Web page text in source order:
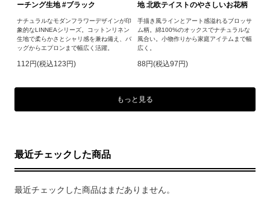
ーチング生地 #ブラック
ナチュラルなモダンフラワーデザインが印
象的なLINNEAシリーズ。コットンリネン
生地で柔らかさとシャリ感を兼ね備え、バ
ッグからエプロンまで幅広く活躍。
112円(税込123円)
地 北欧テイストのやさしいお花柄
手描き風ラインとアート感溢れるブロッサ
ム柄。綿100%のオックスでナチュラルな
風合い。小物作りから家庭アイテムまで幅
広く。
88円(税込97円)
もっと見る
最近チェックした商品
最近チェックした商品はまだありません。